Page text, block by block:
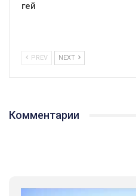
гей
PREV NEXT
Комментарии